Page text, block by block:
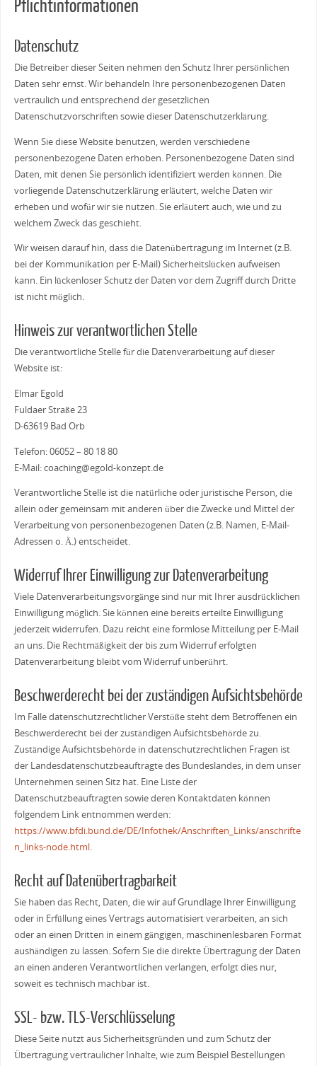
Pflichtinformationen
Datenschutz
Die Betreiber dieser Seiten nehmen den Schutz Ihrer persönlichen
Daten sehr ernst. Wir behandeln Ihre personenbezogenen Daten
vertraulich und entsprechend der gesetzlichen
Datenschutzvorschriften sowie dieser Datenschutzerklärung.
Wenn Sie diese Website benutzen, werden verschiedene
personenbezogene Daten erhoben. Personenbezogene Daten sind
Daten, mit denen Sie persönlich identifiziert werden können. Die
vorliegende Datenschutzerklärung erläutert, welche Daten wir
erheben und wofür wir sie nutzen. Sie erläutert auch, wie und zu
welchem Zweck das geschieht.
Wir weisen darauf hin, dass die Datenübertragung im Internet (z.B.
bei der Kommunikation per E-Mail) Sicherheitslücken aufweisen
kann. Ein lückenloser Schutz der Daten vor dem Zugriff durch Dritte
ist nicht möglich.
Hinweis zur verantwortlichen Stelle
Die verantwortliche Stelle für die Datenverarbeitung auf dieser
Website ist:
Elmar Egold
Fuldaer Straße 23
D-63619 Bad Orb
Telefon: 06052 – 80 18 80
E-Mail: coaching@egold-konzept.de
Verantwortliche Stelle ist die natürliche oder juristische Person, die
allein oder gemeinsam mit anderen über die Zwecke und Mittel der
Verarbeitung von personenbezogenen Daten (z.B. Namen, E-Mail-
Adressen o. Ä.) entscheidet.
Widerruf Ihrer Einwilligung zur Datenverarbeitung
Viele Datenverarbeitungsvorgänge sind nur mit Ihrer ausdrücklichen
Einwilligung möglich. Sie können eine bereits erteilte Einwilligung
jederzeit widerrufen. Dazu reicht eine formlose Mitteilung per E-Mail
an uns. Die Rechtmäßigkeit der bis zum Widerruf erfolgten
Datenverarbeitung bleibt vom Widerruf unberührt.
Beschwerderecht bei der zuständigen Aufsichtsbehörde
Im Falle datenschutzrechtlicher Verstöße steht dem Betroffenen ein
Beschwerderecht bei der zuständigen Aufsichtsbehörde zu.
Zuständige Aufsichtsbehörde in datenschutzrechtlichen Fragen ist
der Landesdatenschutzbeauftragte des Bundeslandes, in dem unser
Unternehmen seinen Sitz hat. Eine Liste der
Datenschutzbeauftragten sowie deren Kontaktdaten können
folgendem Link entnommen werden:
https://www.bfdi.bund.de/DE/Infothek/Anschriften_Links/anschrifte
n_links-node.html.
Recht auf Datenübertragbarkeit
Sie haben das Recht, Daten, die wir auf Grundlage Ihrer Einwilligung
oder in Erfüllung eines Vertrags automatisiert verarbeiten, an sich
oder an einen Dritten in einem gängigen, maschinenlesbaren Format
aushändigen zu lassen. Sofern Sie die direkte Übertragung der Daten
an einen anderen Verantwortlichen verlangen, erfolgt dies nur,
soweit es technisch machbar ist.
SSL- bzw. TLS-Verschlüsselung
Diese Seite nutzt aus Sicherheitsgründen und zum Schutz der
Übertragung vertraulicher Inhalte, wie zum Beispiel Bestellungen